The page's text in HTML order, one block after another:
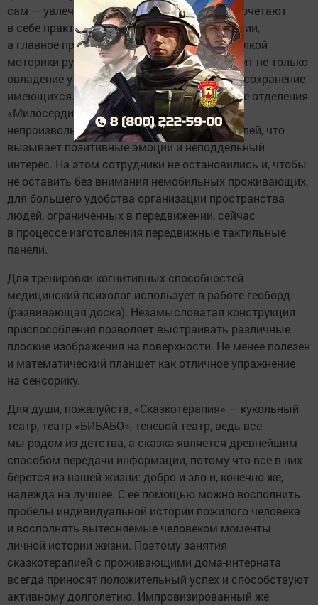
сам — увлечен сосед». Настенные панели сочетают
в себе практическую и декоративную функции,
а главное предназначение — тренировка мелкой
моторики рук, благодаря которой происходит не только
овладение утраченных ранее навыков, но и сохранение
имеющихся. Маломобильные проживающие отделения
«Милосердие», передвигаясь по коридору,
непроизвольно касаются поверхности панелей, что
вызывает позитивные эмоции и неподдельный
интерес. На этом сотрудники не остановились и, чтобы
не оставить без внимания немобильных проживающих,
для большего удобства организации пространства
людей, ограниченных в передвижении, сейчас
в процессе изготовления передвижные тактильные
панели.
Для тренировки когнитивных способностей
медицинский психолог использует в работе геоборд
(развивающая доска). Незамысловатая конструкция
приспособления позволяет выстраивать различные
плоские изображения на поверхности. Не менее полезен
и математический планшет как отличное упражнение
на сенсорику.
Для души, пожалуйста, «Сказкотерапия» — кукольный
театр, театр «БИБАБО», теневой театр, ведь все
мы родом из детства, а сказка является древнейшим
способом передачи информации, потому что все в них
берется из нашей жизни: добро и зло и, конечно же,
надежда на лучшее. С ее помощью можно восполнить
пробелы индивидуальной истории пожилого человека
и восполнять вытесняемые человеком моменты
личной истории жизни. Поэтому занятия
сказкотерапией с проживающими дома-интерната
всегда приносят положительный успех и способствуют
активному долголетию. Импровизированный же